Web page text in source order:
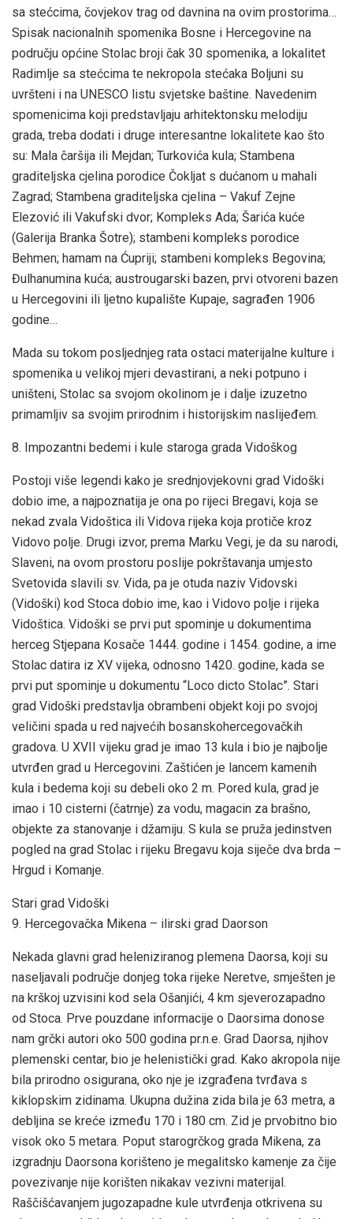
sa stećcima, čovjekov trag od davnina na ovim prostorima…
Spisak nacionalnih spomenika Bosne i Hercegovine na
području općine Stolac broji čak 30 spomenika, a lokalitet
Radimlje sa stećcima te nekropola stećaka Boljuni su
uvršteni i na UNESCO listu svjetske baštine. Navedenim
spomenicima koji predstavljaju arhitektonsku melodiju
grada, treba dodati i druge interesantne lokalitete kao što
su: Mala čaršija ili Mejdan; Turkovića kula; Stambena
graditeljska cjelina porodice Čokljat s dućanom u mahali
Zagrad; Stambena graditeljska cjelina – Vakuf Zejne
Elezović ili Vakufski dvor; Kompleks Ada; Šarića kuće
(Galerija Branka Šotre); stambeni kompleks porodice
Behmen; hamam na Ćupriji; stambeni kompleks Begovina;
Đulhanumina kuća; austrougarski bazen, prvi otvoreni bazen
u Hercegovini ili ljetno kupalište Kupaje, sagrađen 1906
godine…
Mada su tokom posljednjeg rata ostaci materijalne kulture i
spomenika u velikoj mjeri devastirani, a neki potpuno i
uništeni, Stolac sa svojom okolinom je i dalje izuzetno
primamljiv sa svojim prirodnim i historijskim naslijeđem.
8. Impozantni bedemi i kule staroga grada Vidoškog
Postoji više legendi kako je srednjovjekovni grad Vidoški
dobio ime, a najpoznatija je ona po rijeci Bregavi, koja se
nekad zvala Vidoštica ili Vidova rijeka koja protiče kroz
Vidovo polje. Drugi izvor, prema Marku Vegi, je da su narodi,
Slaveni, na ovom prostoru poslije pokrštavanja umjesto
Svetovida slavili sv. Vida, pa je otuda naziv Vidovski
(Vidoški) kod Stoca dobio ime, kao i Vidovo polje i rijeka
Vidoštica. Vidoški se prvi put spominje u dokumentima
herceg Stjepana Kosače 1444. godine i 1454. godine, a ime
Stolac datira iz XV vijeka, odnosno 1420. godine, kada se
prvi put spominje u dokumentu “Loco dicto Stolac”. Stari
grad Vidoški predstavlja obrambeni objekt koji po svojoj
veličini spada u red najvećih bosanskohercegovačkih
gradova. U XVII vijeku grad je imao 13 kula i bio je najbolje
utvrđen grad u Hercegovini. Zaštićen je lancem kamenih
kula i bedema koji su debeli oko 2 m. Pored kula, grad je
imao i 10 cisterni (čatrnje) za vodu, magacin za brašno,
objekte za stanovanje i džamiju. S kula se pruža jedinstven
pogled na grad Stolac i rijeku Bregavu koja siječe dva brda –
Hrgud i Komanje.
Stari grad Vidoški
9. Hercegovačka Mikena – ilirski grad Daorson
Nekada glavni grad heleniziranog plemena Daorsa, koji su
naseljavali područje donjeg toka rijeke Neretve, smješten je
na krškoj uzvisini kod sela Ošanjići, 4 km sjeverozapadno
od Stoca. Prve pouzdane informacije o Daorsima donose
nam grčki autori oko 500 godina pr.n.e. Grad Daorsa, njihov
plemenski centar, bio je helenistički grad. Kako akropola nije
bila prirodno osigurana, oko nje je izgrađena tvrđava s
kiklopskim zidinama. Ukupna dužina zida bila je 63 metra, a
debljina se kreće između 170 i 180 cm. Zid je prvobitno bio
visok oko 5 metara. Poput starogrčkog grada Mikena, za
izgradnju Daorsona korišteno je megalitsko kamenje za čije
povezivanje nije korišten nikakav vezivni materijal.
Raščišćavanjem jugozapadne kule utvrđenja otkrivena su